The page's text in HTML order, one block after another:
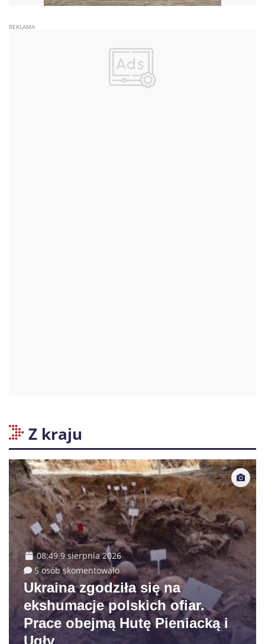
Z kraju
08:49 9 sierpnia 2026
5 osób skomentowało
Ukraina zgodziła się na
ekshumacje polskich ofiar.
Prace obejmą Hutę Pieniacką i
Ugły